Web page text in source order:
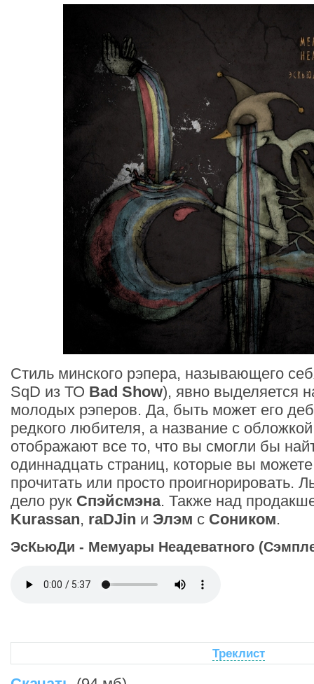
Стиль минского рэпера, называющего
SqD из ТО Bad Show), явно выделяется
молодых рэперов. Да, быть может его
редкого любителя, а название с
отображают все то, что вы смогли бы
одиннадцать страниц, которые вы
прочитать или просто проигнорировать.
дело рук Спэйсмэна. Также над
Kurassan, raDJin и Элэм с Соником.
ЭсКьюДи - Мемуары Неадеватного
Треклист